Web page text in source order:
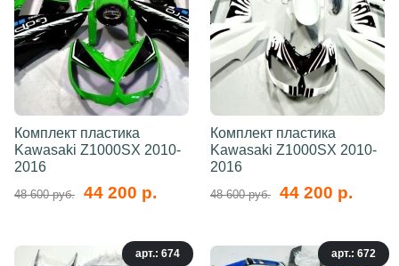
Комплект пластика
Kawasaki Z1000SX 2010-
2016
48 600 руб. 44 200 р.
Комплект пластика
Kawasaki Z1000SX 2010-
2016
48 600 руб. 44 200 р.
арт.: 674 арт.: 672